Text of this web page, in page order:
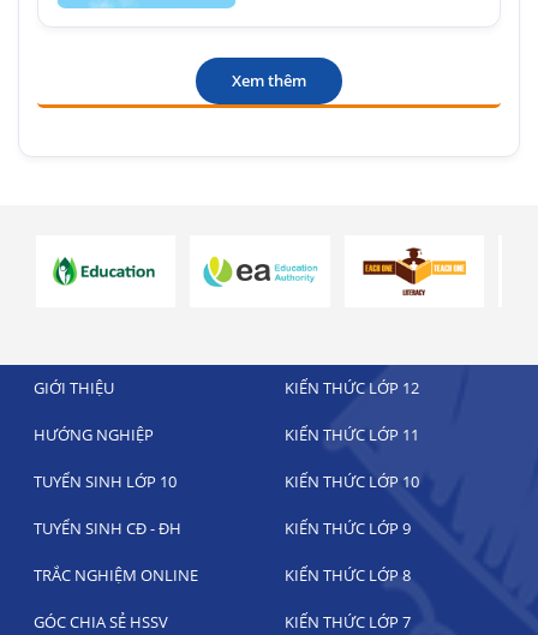
Xem thêm
GIỚI THIỆU KIẾN THỨC LỚP 12
HƯỚNG NGHIỆP KIẾN THỨC LỚP 11
TUYỂN SINH LỚP 10 KIẾN THỨC LỚP 10
TUYỂN SINH CĐ - ĐH KIẾN THỨC LỚP 9
TRẮC NGHIỆM ONLINE KIẾN THỨC LỚP 8
GÓC CHIA SẺ HSSV KIẾN THỨC LỚP 7